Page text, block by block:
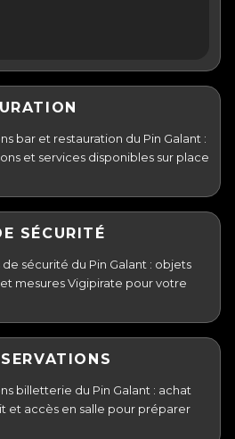
bar et restauration du Pin Galant :
et services disponibles sur place
SÉCURITÉ
sécurité du Pin Galant : objets
mesures Vigipirate pour votre
billetterie du Pin Galant : achat
et accès en salle pour préparer